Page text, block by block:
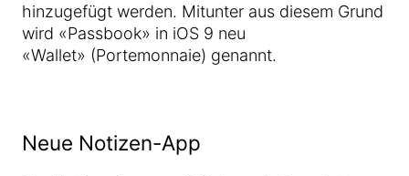
hinzugefügt werden. Mitunter aus diesem Grund
wird «Passbook» in iOS 9 neu
«Wallet» (Portemonnaie) genannt.
Neue Notizen-App